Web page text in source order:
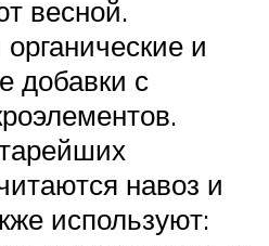
весной.
и
добавки с
навоз и
используют: